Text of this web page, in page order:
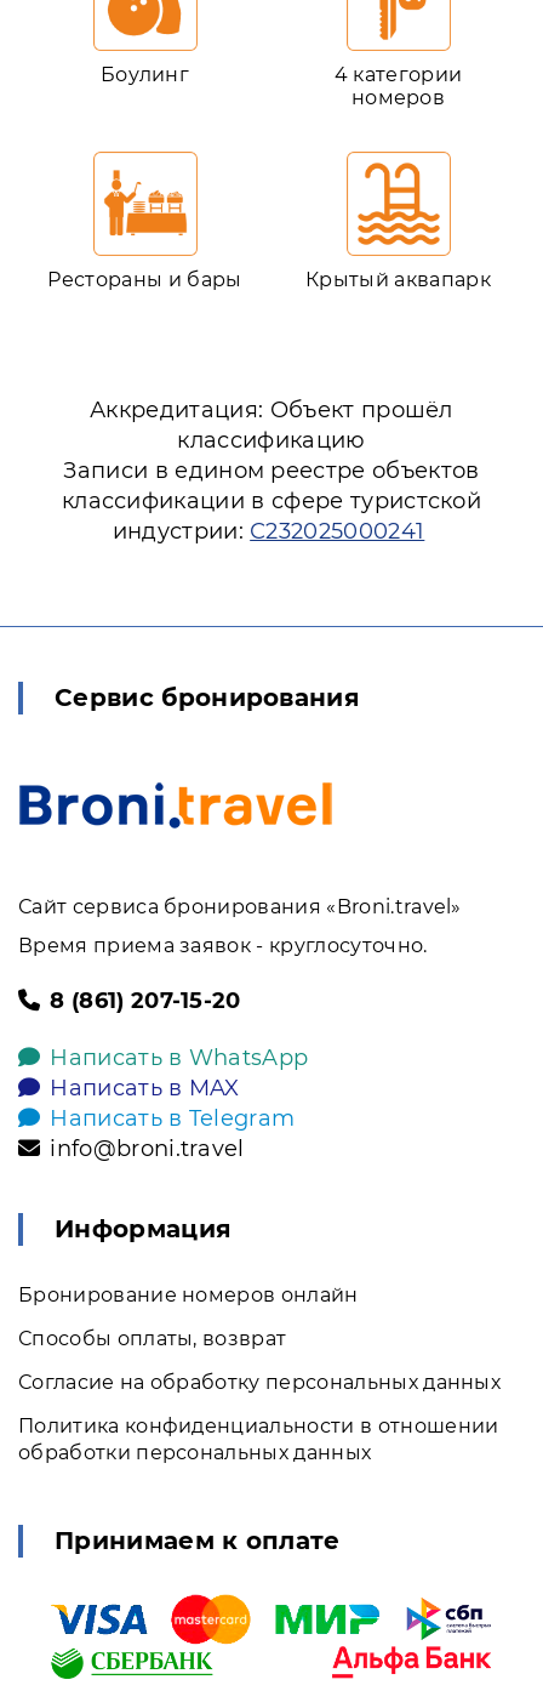
Боулинг
4 категории
номеров
Рестораны и бары Крытый аквапарк
Аккредитация: Объект прошёл
классификацию
Записи в едином реестре объектов
классификации в сфере туристской
индустрии: С232025000241
Сервис бронирования
Сайт сервиса бронирования «Broni.travel»
Время приема заявок - круглосуточно.
8 (861) 207-15-20
Написать в WhatsApp
Написать в MAX
Написать в Telegram
info@broni.travel
Информация
Бронирование номеров онлайн
Способы оплаты, возврат
Согласие на обработку персональных данных
Политика конфиденциальности в отношении
обработки персональных данных
Принимаем к оплате